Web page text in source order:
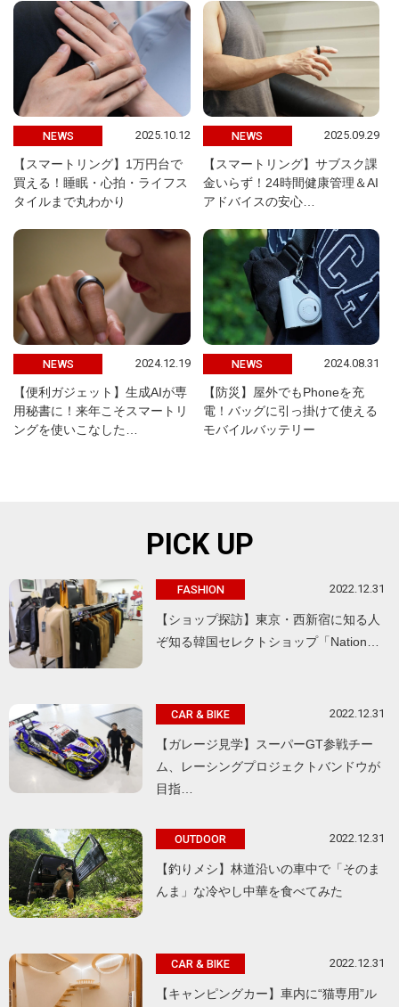
NEWS 2025.10.12
【スマートリング】1万円台で
買える！睡眠・心拍・ライフス
タイルまで丸わかり
NEWS 2025.09.29
【スマートリング】サブスク課
金いらず！24時間健康管理＆AI
アドバイスの安心…
NEWS 2024.12.19
【便利ガジェット】生成AIが専
用秘書に！来年こそスマートリ
ングを使いこなした…
NEWS 2024.08.31
【防災】屋外でもPhoneを充
電！バッグに引っ掛けて使える
モバイルバッテリー
PICK UP
FASHION 2022.12.31
【ショップ探訪】東京・西新宿に知る人
ぞ知る韓国セレクトショップ「Nation…
CAR & BIKE 2022.12.31
【ガレージ見学】スーパーGT参戦チー
ム、レーシングプロジェクトバンドウが
目指…
OUTDOOR 2022.12.31
【釣りメシ】林道沿いの車中で「そのま
んま」な冷やし中華を食べてみた
CAR & BIKE 2022.12.31
【キャンピングカー】車内に“猫専用”ル